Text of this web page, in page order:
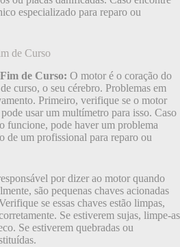
especializado para reparo ou
de Curso
de Curso: O motor é o coração do
curso, o seu cérebro. Problemas em
Primeiro, verifique se o motor
usar um multímetro para isso. Caso
funcione, pode haver um problema
de um profissional para reparo ou
por dizer ao motor quando
são pequenas chaves acionadas
se essas chaves estão limpas,
Se estiverem sujas, limpe-as
Se estiverem quebradas ou